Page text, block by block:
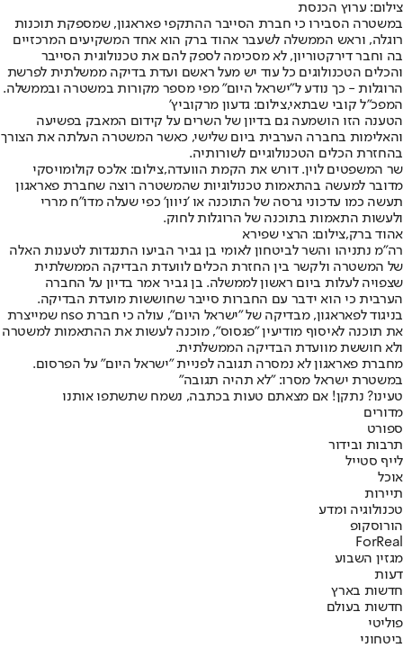
צילום: ערוץ הכנסת
במשטרה הסבירו כי חברת הסייבר ההתקפי פאראגון, שמספקת תוכנות
רוגלה, וראש הממשלה לשעבר אהוד ברק הוא אחד המשקיעים המרכזיים
בה וחבר דירקטוריון, לא מסכימה לספק להם את טכנולוגית הסייבר
והכלים הטכנולוגים כל עוד יש מעל ראשם ועדת בדיקה ממשלתית לפרשת
הרוגלות - כך נודע ל"ישראל היום" מפי מספר מקורות במשטרה ובממשלה.
המפכ"ל קובי שבתאי,צילום: גדעון מרקוביץ'
הטענה הזו הושמעה גם בדיון של השרים על קידום המאבק בפשיעה
והאלימות בחברה הערבית ביום שלישי, כאשר המשטרה העלתה את הצורך
בהחזרת הכלים הטכנולוגיים לשורותיה.
שר המשפטים לוין. דורש את הקמת הוועדה,צילום: אלכס קולומויסקי
מדובר למעשה בהתאמות טכנולוגיות שהמשטרה רוצה שחברת פאראגון
תעשה כמו עדכוני גרסה של התוכנה או 'ניוון' כפי שעלה מדו"ח מררי
ולעשות התאמות בתוכנה של הרוגלות לחוק.
אהוד ברק,צילום: הרצי שפירא
רה"מ נתניהו והשר לביטחון לאומי בן גביר הביעו התנגדות לטענות האלה
של המשטרה ולקשר בין החזרת הכלים לוועדת הבדיקה הממשלתית
שצפויה לעלות ביום ראשון לממשלה. בן גביר אמר בדיון על החברה
הערבית כי הוא ידבר עם החברות סייבר שחוששות מועדת הבדיקה.
בניגוד לפאראגון, מבדיקה של "ישראל היום", עולה כי חברת nso שמייצרת
את תוכנה לאיסוף מודיעין "פגסוס", מוכנה לעשות את ההתאמות למשטרה
ולא חוששת מוועדת הבדיקה הממשלתית.
מחברת פאראגון לא נמסרה תגובה לפניית "ישראל היום" על הפרסום.
במשטרת ישראל מסרו: "לא תהיה תגובה"
טעינו? נתקן! אם מצאתם טעות בכתבה, נשמח שתשתפו אותנו
מדורים
ספורט
תרבות ובידור
לייף סטייל
אוכל
תיירות
טכנולוגיה ומדע
הורוסקופ
ForReal
מגזין השבוע
דעות
חדשות בארץ
חדשות בעולם
פוליטי
ביטחוני